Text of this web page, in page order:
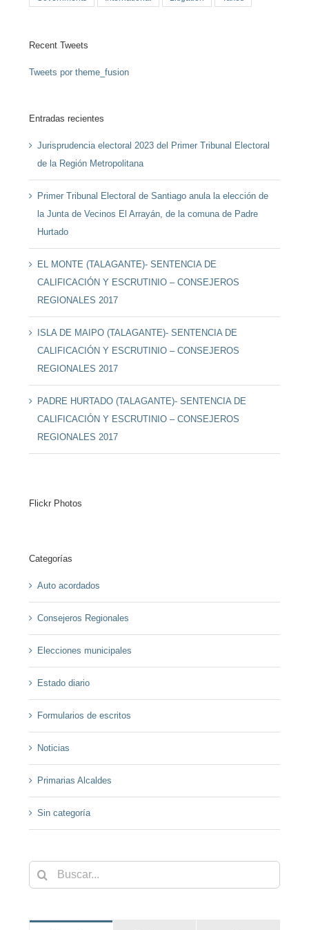
Recent Tweets
Tweets por theme_fusion
Entradas recientes
Jurisprudencia electoral 2023 del Primer Tribunal Electoral
de la Región Metropolitana
Primer Tribunal Electoral de Santiago anula la elección de
la Junta de Vecinos El Arrayán, de la comuna de Padre
Hurtado
EL MONTE (TALAGANTE)- SENTENCIA DE
CALIFICACIÓN Y ESCRUTINIO – CONSEJEROS
REGIONALES 2017
ISLA DE MAIPO (TALAGANTE)- SENTENCIA DE
CALIFICACIÓN Y ESCRUTINIO – CONSEJEROS
REGIONALES 2017
PADRE HURTADO (TALAGANTE)- SENTENCIA DE
CALIFICACIÓN Y ESCRUTINIO – CONSEJEROS
REGIONALES 2017
Flickr Photos
Categorías
Auto acordados
Consejeros Regionales
Elecciones municipales
Estado diario
Formularios de escritos
Noticias
Primarias Alcaldes
Sin categoría
Buscar: